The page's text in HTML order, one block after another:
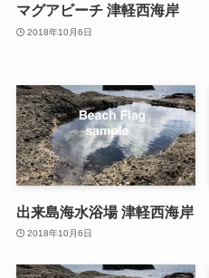
マグアビーチ 津軽西海岸
2018年10月6日
出来島海水浴場 津軽西海岸
2018年10月6日